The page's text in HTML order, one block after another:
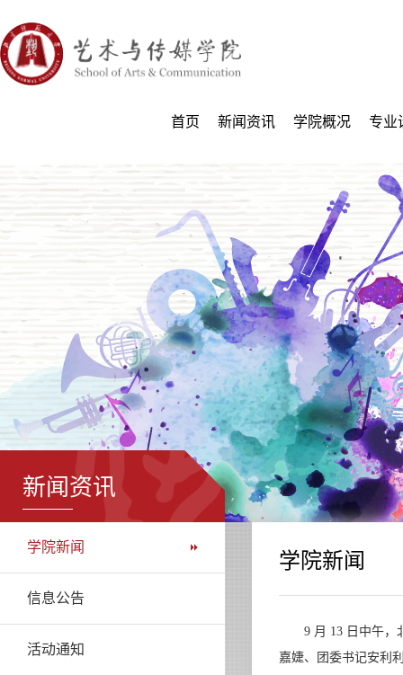
首页 新闻资讯 学院概况 专业
新闻资讯
学院新闻
信息公告
活动通知
学院新闻
9 月 13 日中午，
嘉婕、团委书记安利